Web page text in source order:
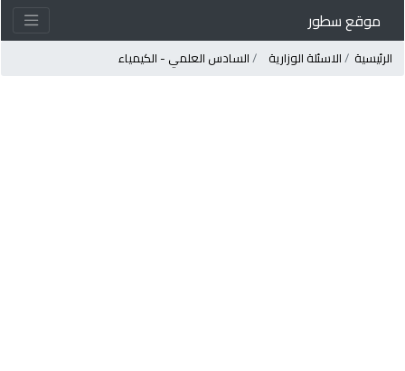
موقع سطور
الرئيسية الاسئلة الوزارية السادس العلمي - الكيمياء